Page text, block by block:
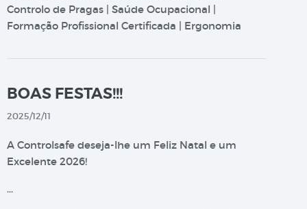
Controlo de Pragas | Saúde Ocupacional |
Formação Profissional Certificada | Ergonomia
BOAS FESTAS!!!
2025/12/11
A Controlsafe deseja-lhe um Feliz Natal e um
Excelente 2026!
…